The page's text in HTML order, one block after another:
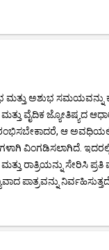
ಅಶುಭ ಸಮಯವನ್ನು
ಮತ್ತು ವೈದಿಕ
ಪ್ರಾರಂಭಿಸಬೇಕಾದರೆ, ಆ
ವಿಂಗಡಿಸಲಾಗಿದೆ.
ರಾತ್ರಿಯನ್ನು ಸೇರಿಸಿ
ಪಾತ್ರವನ್ನು